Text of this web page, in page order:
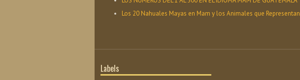
Los 20 Nahuales Mayas en Mam y los Animales que Representan
Labels